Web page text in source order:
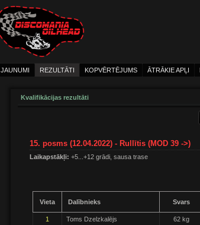
JAUNUMI REZULTĀTI KOPVĒRTĒJUMS ĀTRĀKIE APĻI
Kvalifikācijas rezultāti
15. posms (12.04.2022) - Rullītis (MOD 39 ->)
Laikapstākļi: +5...+12 grādi, sausa trase
Vieta Dalībnieks Svars
1 Toms Dzelzkalējs 62 kg